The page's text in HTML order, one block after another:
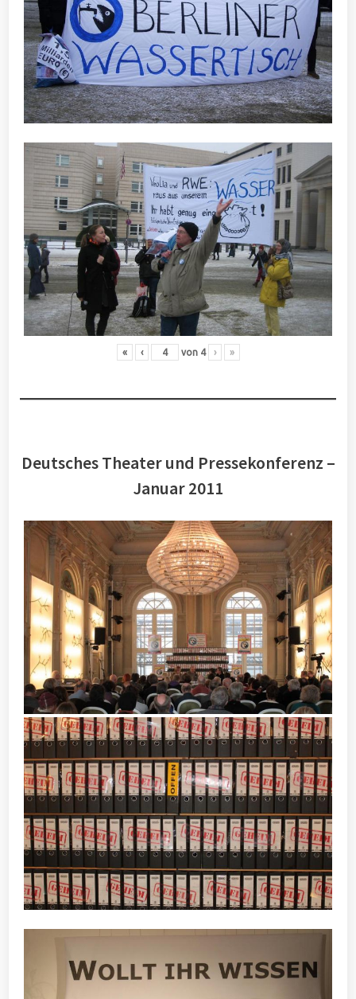
« ‹ von 4 › »
Deutsches Theater und Pressekonferenz –
Januar 2011